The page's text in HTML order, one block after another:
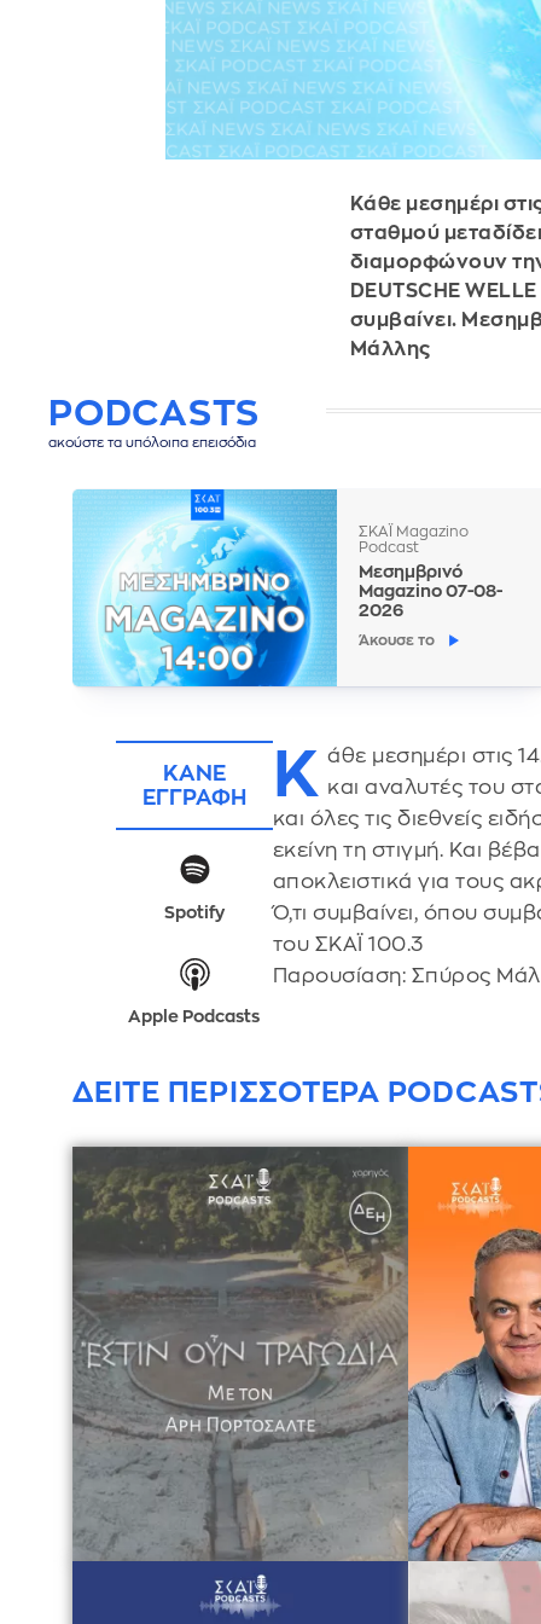
Κάθε μεσημέρι
σταθμού
διαμορφώνουν την
DEUTSCHE
συμβαίνει.
Μάλλης
PODCASTS
ακούστε τα υπόλοιπα επεισόδια
ΣΚΑΪ Magazino
Podcast
Μεσημβρινό
Magazino 07-08-
2026
Άκουσε το
ΚΑΝΕ
ΕΓΓΡΑΦΗ
Spotify
Apple Podcasts
Κ άθε μεσημέρι στις
και αναλυτές του
και όλες τις διεθνείς
εκείνη τη στιγμή. Και
αποκλειστικά για τους
Ό,τι συμβαίνει, όπου
του ΣΚΑΪ 100.3
Παρουσίαση: Σπύρος
ΔΕΙΤΕ ΠΕΡΙΣΣΟΤΕΡΑ